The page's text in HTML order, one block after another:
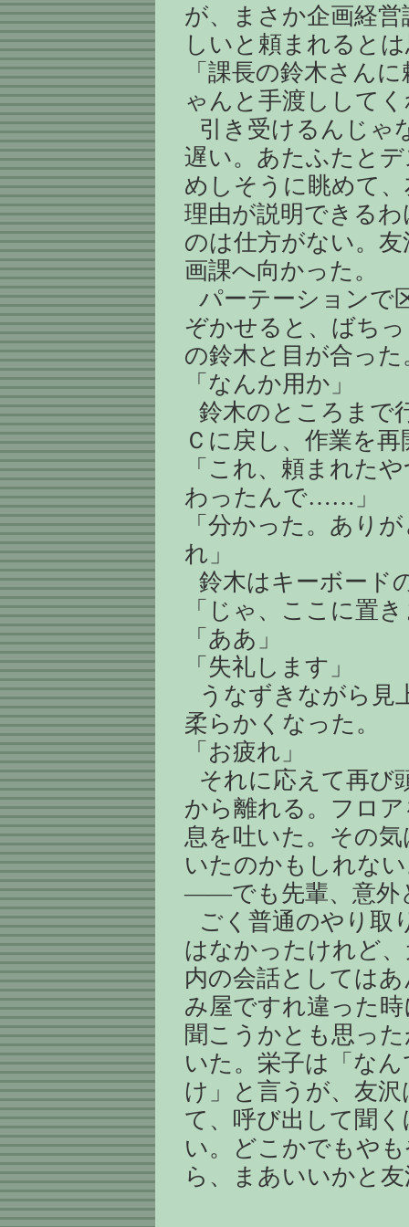
が、まさか企画経
しいと頼まれると
「課長の鈴木さん
ゃんと手渡しして
引き受けるんじゃ
遅い。あたふたと
めしそうに眺めて
理由が説明できる
のは仕方がない。
画課へ向かった。
パーテーションで
ぞかせると、ばち
の鈴木と目が合っ
「なんか用か」
鈴木のところまで
Ｃに戻し、作業を
「これ、頼まれた
わったんで……」
「分かった。あり
れ」
鈴木はキーボード
「じゃ、ここに置
「ああ」
「失礼します」
うなずきながら見
柔らかくなった。
「お疲れ」
それに応えて再び
から離れる。フロ
息を吐いた。その
いたのかもしれな
――でも先輩、意外
ごく普通のやり取
はなかったけれど
内の会話としては
み屋ですれ違った
聞こうかとも思っ
いた。栄子は「な
け」と言うが、友
て、呼び出して聞
い。どこかでもや
ら、まあいいかと